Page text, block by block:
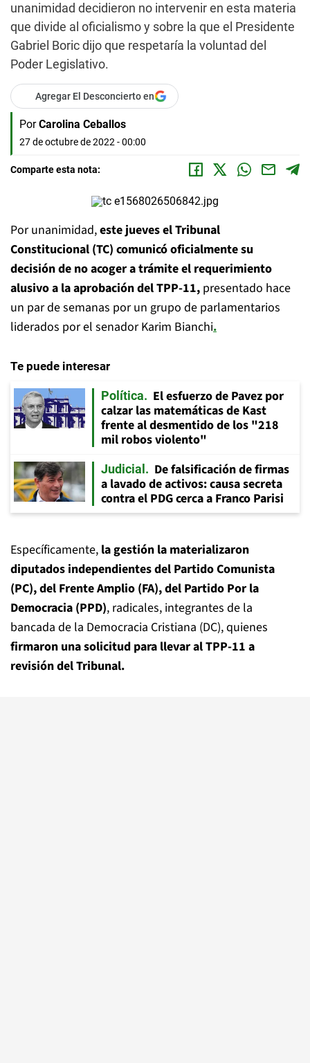
unanimidad decidieron no intervenir en esta materia
que divide al oficialismo y sobre la que el Presidente
Gabriel Boric dijo que respetaría la voluntad del
Poder Legislativo.
Agregar El Desconcierto en
Por Carolina Ceballos
27 de octubre de 2022 - 00:00
Comparte esta nota:
Por unanimidad,este jueves el Tribunal
Constitucional (TC) comunicó oficialmente su
decisión de no acoger a trámite el requerimiento
alusivo a la aprobación del TPP-11, presentado hace
un par de semanas por un grupo de parlamentarios
liderados por el senador Karim Bianchi.
Te puede interesar
Política
El esfuerzo de Pavez por
calzar las matemáticas de Kast
frente al desmentido de los "218
mil robos violento"
Judicial
De falsificación de firmas
a lavado de activos: causa secreta
contra el PDG cerca a Franco Parisi
Específicamente, la gestión la materializaron
diputados independientes del Partido Comunista
(PC), del Frente Amplio (FA), del Partido Por la
Democracia (PPD), radicales, integrantes de la
bancada de la Democracia Cristiana (DC), quienes
firmaron una solicitud para llevar al TPP-11 a
revisión del Tribunal.